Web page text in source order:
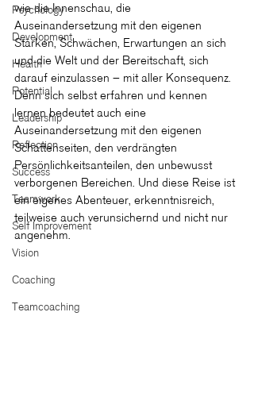
Psychology
Development
Health
Potential
Leadership
Reflection
Success
Teamwork
Self Improvement
Vision
Coaching
Teamcoaching
wie die Innenschau, die
Auseinandersetzung mit den eigenen
Stärken, Schwächen, Erwartungen an sich
und die Welt und der Bereitschaft, sich
darauf einzulassen – mit aller Konsequenz.
Denn sich selbst erfahren und kennen
lernen bedeutet auch eine
Auseinandersetzung mit den eigenen
Schattenseiten, den verdrängten
Persönlichkeitsanteilen, den unbewusst
verborgenen Bereichen. Und diese Reise ist
ein eigenes Abenteuer, erkenntnisreich,
teilweise auch verunsichernd und nicht nur
angenehm.